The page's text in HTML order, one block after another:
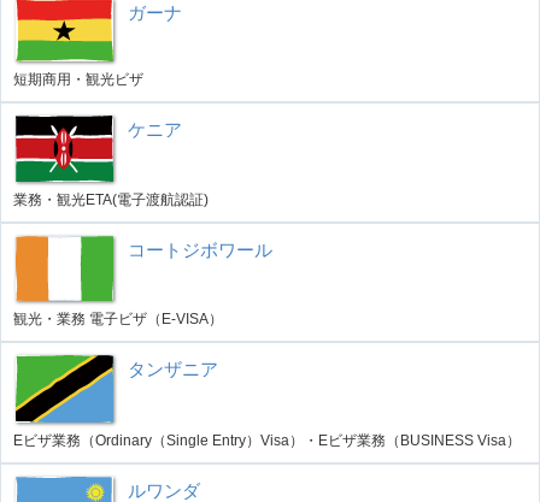
ガーナ
短期商用・観光ビザ
ケニア
業務・観光ETA(電子渡航認証)
コートジボワール
観光・業務 電子ビザ（E-VISA）
タンザニア
Eビザ業務（Ordinary（Single Entry）Visa）・Eビザ業務（BUSINESS Visa）
ルワンダ